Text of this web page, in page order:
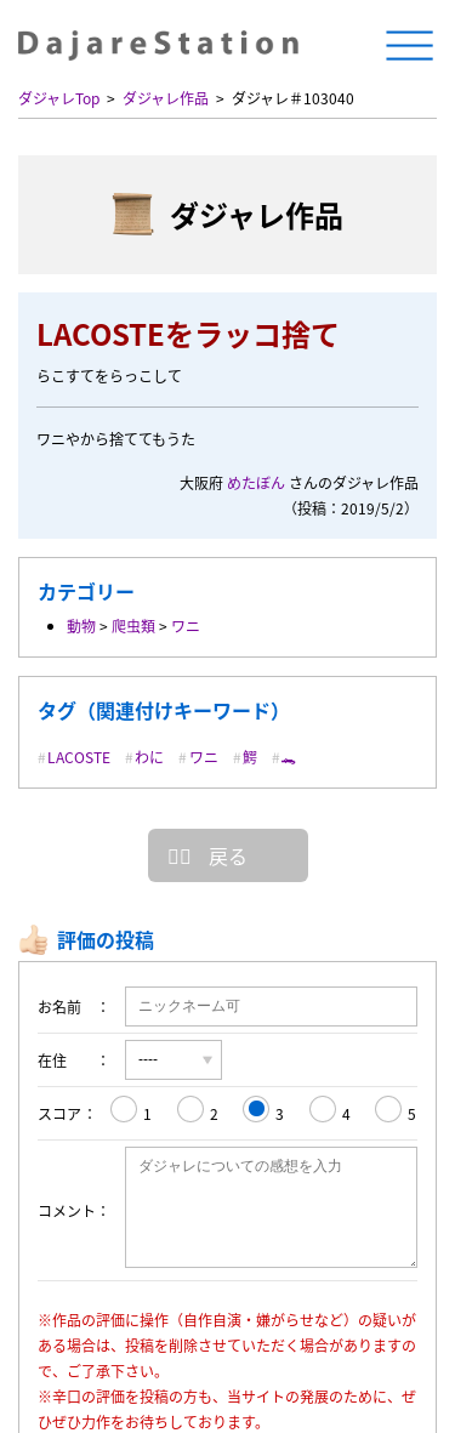
ダジャレTop ダジャレ作品 ダジャレ＃103040
ダジャレ作品
LACOSTEをラッコ捨て
らこすてをらっこして
ワニやから捨ててもうた
大阪府 めたぼん さんのダジャレ作品
（投稿：2019/5/2）
カテゴリー
動物> 爬虫類> ワニ
タグ（関連付けキーワード）
LACOSTE わに ワニ 鰐 🐊
戻る
評価の投稿
お名前
在住
スコア 1 2 3 4 5
コメント
※作品の評価に操作（自作自演・嫌がらせなど）の疑いが
ある場合は、投稿を削除させていただく場合がありますの
で、ご了承下さい。
※辛口の評価を投稿の方も、当サイトの発展のために、ぜ
ひぜひ力作をお待ちしております。